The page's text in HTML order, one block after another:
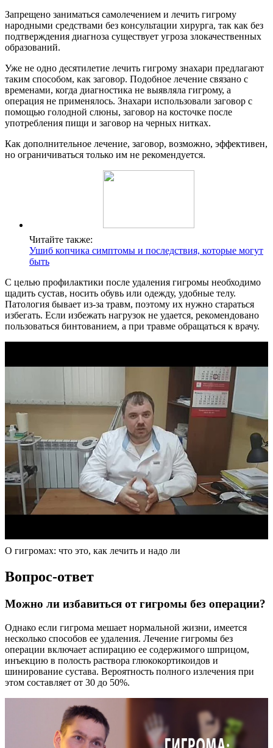
Запрещено заниматься самолечением и лечить гигрому
народными средствами без консультации хирурга, так как без
подтверждения диагноза существует угроза злокачественных
образований.
Уже не одно десятилетие лечить гигрому знахари предлагают
таким способом, как заговор. Подобное лечение связано с
временами, когда диагностика не выявляла гигрому, а
операция не применялось. Знахари использовали заговор с
помощью голодной слюны, заговор на косточке после
употребления пищи и заговор на черных нитках.
Как дополнительное лечение, заговор, возможно, эффективен,
но ограничиваться только им не рекомендуется.
Читайте также:
Ушиб копчика симптомы и последствия, которые могут
быть
С целью профилактики после удаления гигромы необходимо
щадить сустав, носить обувь или одежду, удобные телу.
Патология бывает из-за травм, поэтому их нужно стараться
избегать. Если избежать нагрузок не удается, рекомендовано
пользоваться бинтованием, а при травме обращаться к врачу.
О гигромах: что это, как лечить и надо ли
Вопрос-ответ
Можно ли избавиться от гигромы без операции?
Однако если гигрома мешает нормальной жизни, имеется
несколько способов ее удаления. Лечение гигромы без
операции включает аспирацию ее содержимого шприцом,
инъекцию в полость раствора глюкокортикоидов и
шинирование сустава. Вероятность полного излечения при
этом составляет от 30 до 50%.